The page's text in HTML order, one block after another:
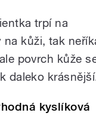
trpí na
kůži, tak
povrch kůže
daleko
kyslíková